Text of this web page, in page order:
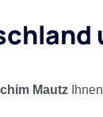
Mautz